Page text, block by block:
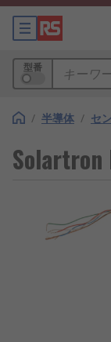
型番
/ 半導体 / セ
Solartron